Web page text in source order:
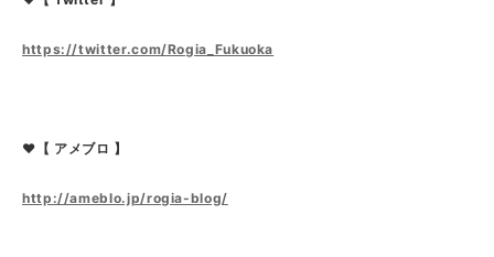
https://twitter.com/Rogia_Fukuoka
❤【 アメブロ 】
http://ameblo.jp/rogia-blog/